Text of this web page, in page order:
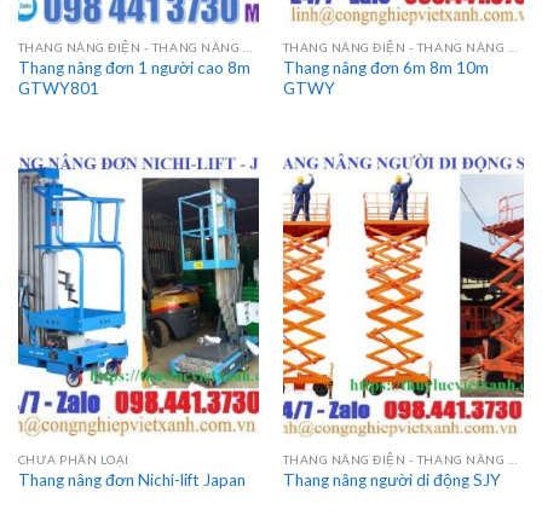
Thang nâng đơn 1 người cao 8m
GTWY801
Thang nâng đơn 6m 8m 10m
GTWY
CHƯA PHÂN LOẠI
Thang nâng đơn Nichi-lift Japan Thang nâng người di động SJY